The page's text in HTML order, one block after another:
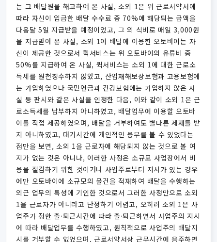
는 그 배달원을 해고하여 온 사실, 소외 1은 위 근로서약서에
따라 자신이 입금한 배달 수수료 중 70%에 해당되는 금액을
다음달 5일 지급받을 예정이었고, 그 외 식비로 매일 3,000원
을 지급받아 온 사실, 소외 1이 배달에 이용한 오토바이는 자
신이 제공한 것으로서 퀵서비스는 위 오토바이의 유류비 중
50%를 지급하여 온 사실, 퀵서비스는 소외 1에 대한 근로소
득세를 원천징수하지 않았고, 산업재해보상보험과 고용보험에
는 가입하였으나 국민연금과 건강보험에는 가입하지 않은 사
실 등 판시와 같은 사실을 인정한 다음, 이와 같이 소외 1은 근
로소득세를 납부하지 아니하였고, 배달업무에 이용할 오토바
이를 직접 제공하였으며, 배달을 거부하여도 별다른 제재를 받
지 아니하였고, 대기시간에 개인적인 용무를 볼 수 있었다는
점만을 보면, 소외 1을 근로자에 해당되지 않는 것으로 볼 여
지가 없는 것은 아니나, 이러한 사정은 소규모 사업장에서 비
용을 절감하기 위한 것이거나 사업주로부터 지시가 있는 경우
에만 오토바이에 소규모의 물건을 적재하여 배달을 수행하는
외근 업무의 특성에 기인한 것으로서 그러한 사정만으로 소외
1을 근로자가 아니라고 단정하기 어렵고, 오히려 소외 1은 사
업주가 정한 출·퇴근시간에 따라 출·퇴근하면서 사업주의 지시
에 따라 배달업무를 수행하였고, 원칙적으로 사업주의 배달지
시를 거부할 수 없었으며, 근로서약서상 근무시간에 음주하면